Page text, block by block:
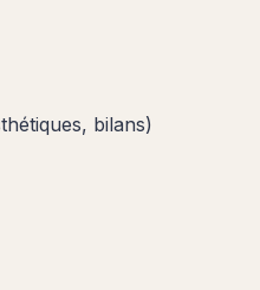
bilans)